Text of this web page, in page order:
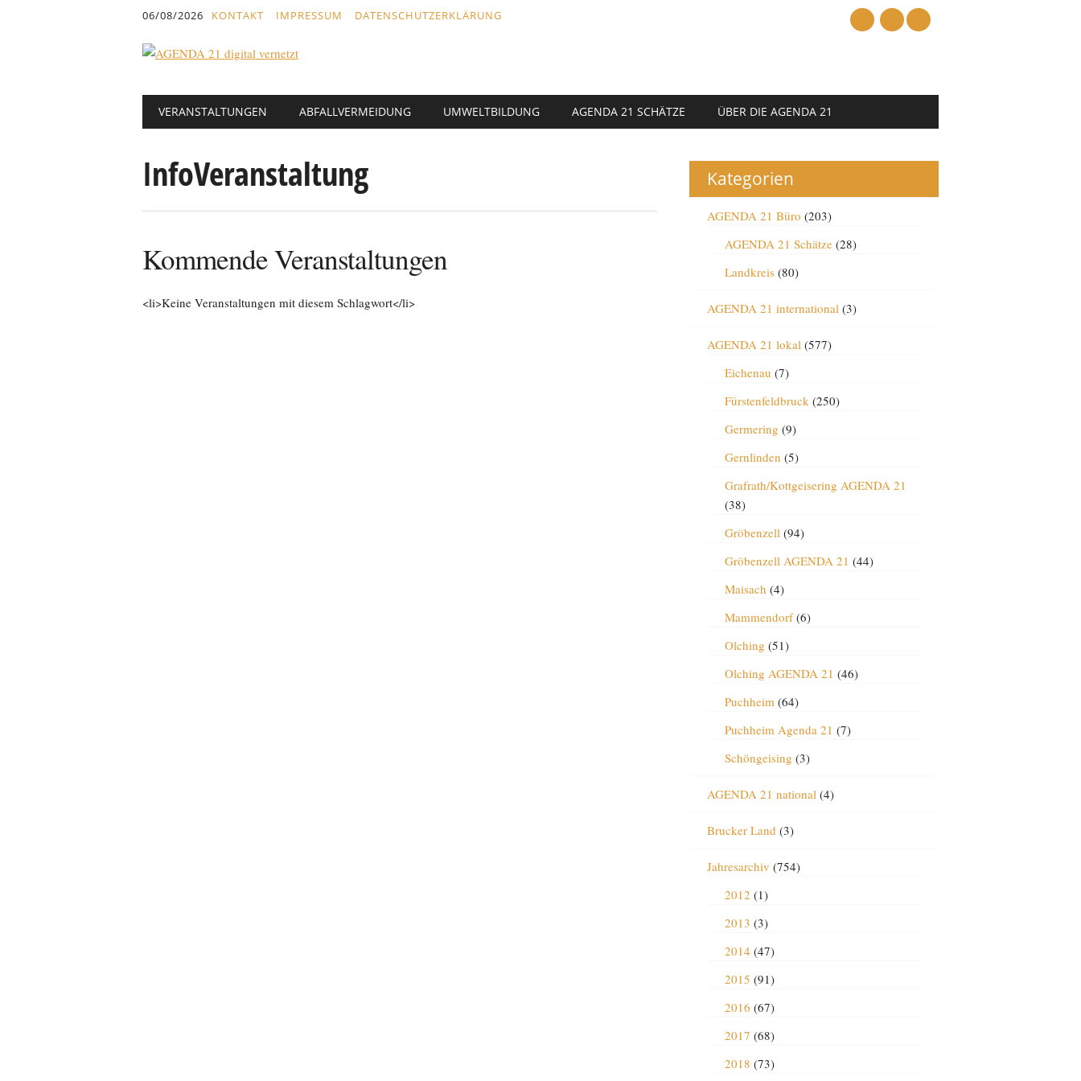
06/08/2026 KONTAKT IMPRESSUM DATENSCHUTZERKLÄRUNG
Hauptmenü
Abbrechen
Text
VERANSTALTUNGEN ABFALLVERMEIDUNG UMWELTBILDUNG AGENDA 21 SCHÄTZE ÜBER DIE AGENDA 21
InfoVeranstaltung
Kommende Veranstaltungen
<li>Keine Veranstaltungen mit diesem Schlagwort</li>
Kategorien
AGENDA 21 Büro (203)
AGENDA 21 Schätze(28)
Landkreis(80)
AGENDA 21 international(3)
AGENDA 21 lokal(577)
Eichenau (7)
Fürstenfeldbruck(250)
Germering (9)
Gernlinden (5)
Grafrath/Kottgeisering AGENDA 21
(38)
Gröbenzell(94)
Gröbenzell AGENDA 21 (44)
Maisach (4)
Mammendorf(6)
Olching (51)
Olching AGENDA 21 (46)
Puchheim(64)
Puchheim Agenda 21 (7)
Schöngeising (3)
AGENDA 21 national(4)
Brucker Land (3)
Jahresarchiv (754)
2012 (1)
2013 (3)
2014 (47)
2015 (91)
2016 (67)
2017 (68)
2018 (73)